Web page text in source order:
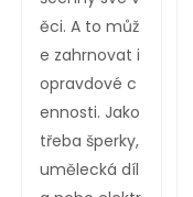
ěci. A to můž
e zahrnovat i
opravdové c
ennosti. Jako
třeba šperky,
umělecká díl